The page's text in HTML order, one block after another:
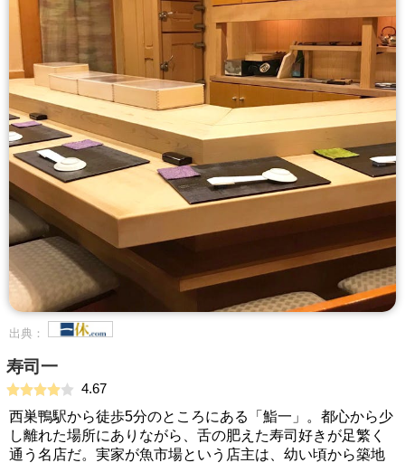
出典：
寿司一
4.67
西巣鴨駅から徒歩5分のところにある「鮨一」。都心から少
し離れた場所にありながら、舌の肥えた寿司好きが足繁く
通う名店だ。実家が魚市場という店主は、幼い頃から築地